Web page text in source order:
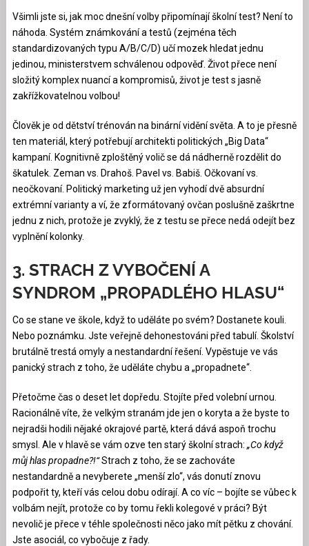
Všimli jste si, jak moc dnešní volby připomínají školní test? Není to
náhoda. Systém známkování a testů (zejména těch
standardizovaných typu A/B/C/D) učí mozek hledat jednu
jedinou, ministerstvem schválenou odpověď. Život přece není
složitý komplex nuancí a kompromisů, život je test s jasně
zakřížkovatelnou volbou!
Člověk je od dětství trénován na binární vidění světa. A to je přesně
ten materiál, který potřebují architekti politických „Big Data“
kampaní. Kognitivně zploštěný volič se dá nádherně rozdělit do
škatulek. Zeman vs. Drahoš. Pavel vs. Babiš. Očkovaní vs.
neočkovaní. Politický marketing už jen vyhodí dvě absurdní
extrémní varianty a ví, že zformátovaný ovčan poslušně zaškrtne
jednu z nich, protože je zvyklý, že z testu se přece nedá odejít bez
vyplnění kolonky.
3. STRACH Z VYBOČENÍ A
SYNDROM „PROPADLÉHO HLASU“
Co se stane ve škole, když to uděláte po svém? Dostanete kouli.
Nebo poznámku. Jste veřejně dehonestováni před tabulí. Školství
brutálně trestá omyly a nestandardní řešení. Vypěstuje ve vás
panický strach z toho, že uděláte chybu a „propadnete“.
Přetočme čas o deset let dopředu. Stojíte před volební urnou.
Racionálně víte, že velkým stranám jde jen o koryta a že byste to
nejradši hodili nějaké okrajové partě, která dává aspoň trochu
smysl. Ale v hlavě se vám ozve ten starý školní strach: „Co když
můj hlas propadne?!“Strach z toho, že se zachováte
nestandardně a nevyberete „menší zlo“, vás donutí znovu
podpořit ty, kteří vás celou dobu odírají. A co víc – bojíte se vůbec k
volbám nejít, protože co by tomu řekli kolegové v práci? Být
nevolič je přece v téhle společnosti něco jako mít pětku z chování.
Jste asociál, co vybočuje z řady.